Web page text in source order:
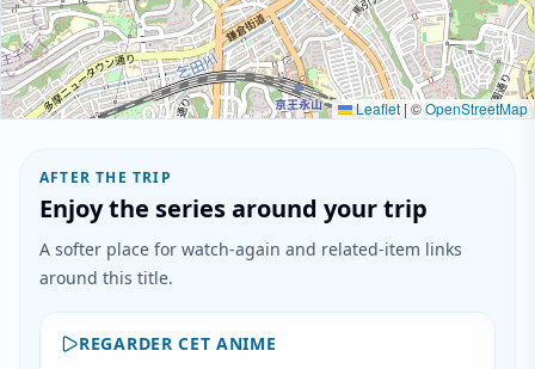
Leaflet | ©OpenStreetMap
AFTER THE TRIP
Enjoy the series around your trip
A softer place for watch-again and related-item links
around this title.
REGARDER CET ANIME